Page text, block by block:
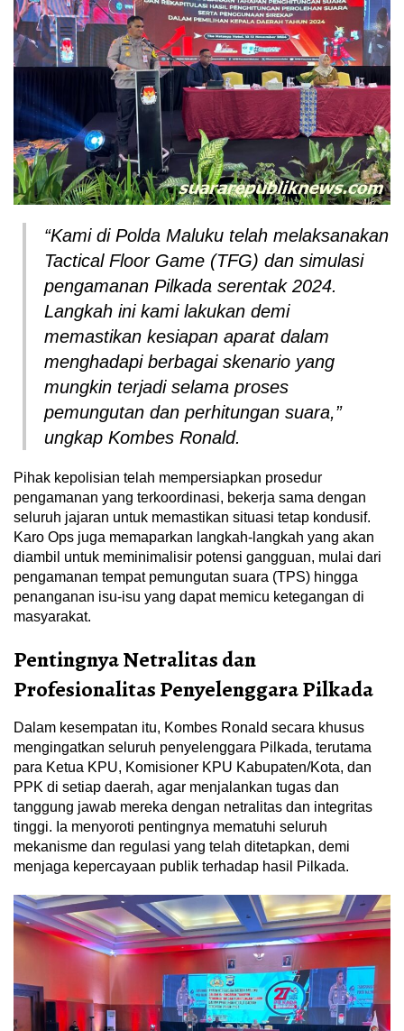
“Kami di Polda Maluku telah melaksanakan
Tactical Floor Game (TFG) dan simulasi
pengamanan Pilkada serentak 2024.
Langkah ini kami lakukan demi
memastikan kesiapan aparat dalam
menghadapi berbagai skenario yang
mungkin terjadi selama proses
pemungutan dan perhitungan suara,”
ungkap Kombes Ronald.
Pihak kepolisian telah mempersiapkan prosedur
pengamanan yang terkoordinasi, bekerja sama dengan
seluruh jajaran untuk memastikan situasi tetap kondusif.
Karo Ops juga memaparkan langkah-langkah yang akan
diambil untuk meminimalisir potensi gangguan, mulai dari
pengamanan tempat pemungutan suara (TPS) hingga
penanganan isu-isu yang dapat memicu ketegangan di
masyarakat.
Pentingnya Netralitas dan
Profesionalitas Penyelenggara Pilkada
Dalam kesempatan itu, Kombes Ronald secara khusus
mengingatkan seluruh penyelenggara Pilkada, terutama
para Ketua KPU, Komisioner KPU Kabupaten/Kota, dan
PPK di setiap daerah, agar menjalankan tugas dan
tanggung jawab mereka dengan netralitas dan integritas
tinggi. Ia menyoroti pentingnya mematuhi seluruh
mekanisme dan regulasi yang telah ditetapkan, demi
menjaga kepercayaan publik terhadap hasil Pilkada.